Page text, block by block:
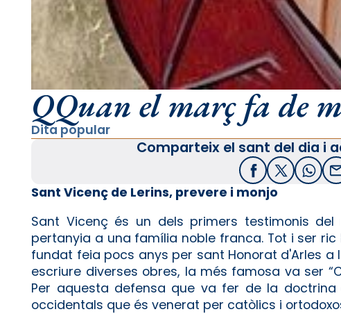
QQuan el març fa de
Dita popular
Comparteix el sant del dia i
FacebookX / Twitter
Sant Vicenç de Lerins, prevere i monjo
Sant Vicenç és un dels primers testimonis
pertanyia a una família noble franca. Tot i ser
fundat feia pocs anys per sant Honorat d'Arles a
escriure diverses obres, la més famosa va ser
Per aquesta defensa que va fer de la doctrina
occidentals que és venerat per catòlics i